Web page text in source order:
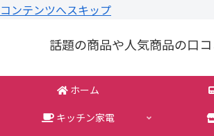
コンテンツへスキップ
話題の商品や人気商品の口
ホーム
キッチン家電